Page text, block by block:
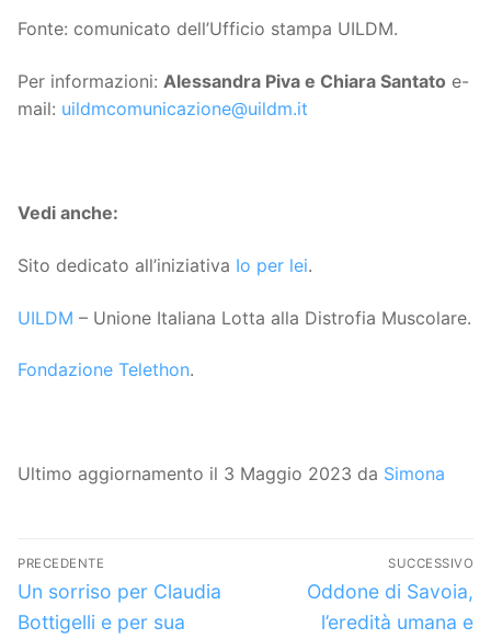
Fonte: comunicato dell’Ufficio stampa UILDM.
Per informazioni: Alessandra Piva e Chiara Santato e-
mail: uildmcomunicazione@uildm.it
Vedi anche:
Sito dedicato all’iniziativa Io per lei.
UILDM – Unione Italiana Lotta alla Distrofia Muscolare.
Fondazione Telethon.
Ultimo aggiornamento il 3 Maggio 2023 da Simona
Navigazione
articoli
PRECEDENTE
Articolo
precedente:
Un sorriso per Claudia
Bottigelli e per sua
SUCCESSIVO
Articolo
successivo:
Oddone di Savoia,
l’eredità umana e